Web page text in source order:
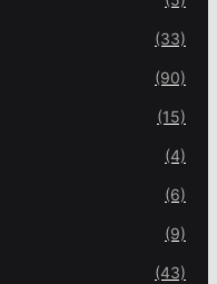
(33)
(90)
(15)
(4)
(6)
(9)
(43)